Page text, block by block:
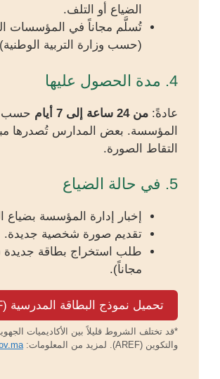
الضياع أو التلف.
تُسلَّم مجاناً في المؤسسات
(حسب وزارة التربية
4. مدة الحصول عليها
عادةً: من 24 ساعة إلى 7 أيام
حسب
المؤسسة. بعض المدارس تُصدرها
التقاط الصورة.
5. في حالة الضياع
إخبار إدارة المؤسسة بضياع
تقديم صورة شخصية جديدة.
طلب استخراج بطاقة جديدة
مجاناً).
تحميل نموذج البطاقة المدرسية (PDF)
*قد تختلف الشروط قليلاً بين الأكاديميات
والتكوين (AREF). لمزيد من المعلومات: